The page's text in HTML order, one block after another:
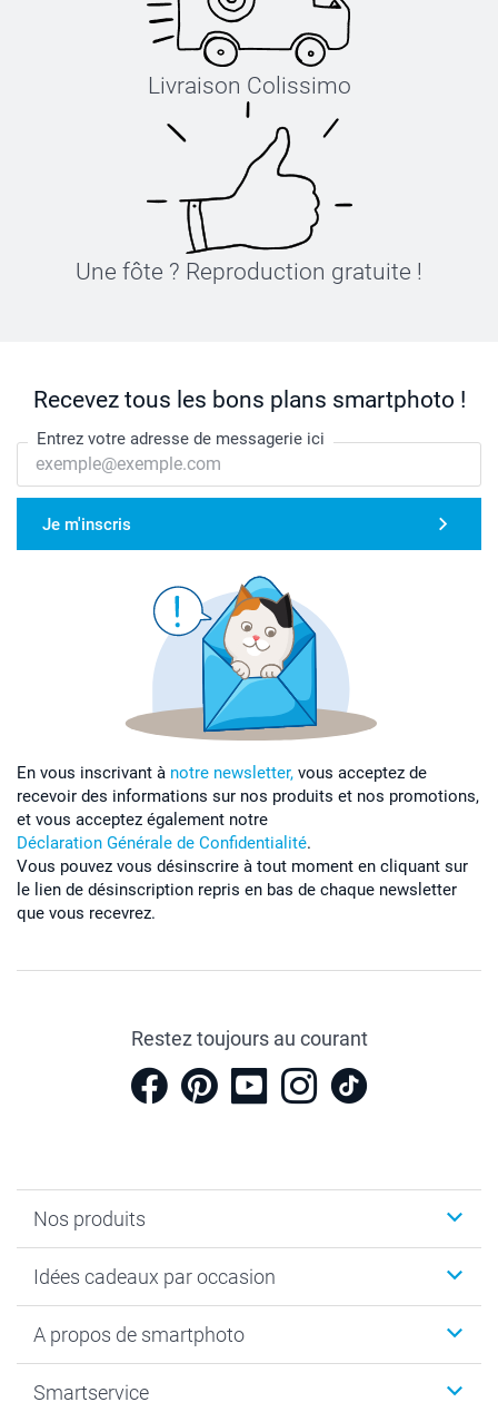
Livraison Colissimo
Une fôte ? Reproduction gratuite !
Recevez tous les bons plans smartphoto !
Entrez votre adresse de messagerie ici
Je m'inscris
En vous inscrivant à notre newsletter, vous acceptez de
recevoir des informations sur nos produits et nos promotions,
et vous acceptez également notre
Déclaration Générale de Confidentialité.
Vous pouvez vous désinscrire à tout moment en cliquant sur
le lien de désinscription repris en bas de chaque newsletter
que vous recevrez.
Restez toujours au courant
Nos produits
Calendrier photo & Agenda photo
Tirage photo & agrandissement
Faire-part & Cartes
Idées cadeaux par occasion
Anniversaire
Naissance & baptême
A propos de smartphoto
Plan du site
Smartservice